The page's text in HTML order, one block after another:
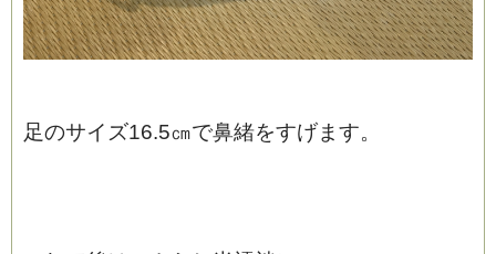
足のサイズ16.5㎝で鼻緒をすげます。